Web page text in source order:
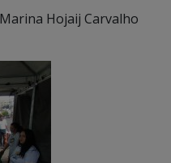
Hojaij Carvalho